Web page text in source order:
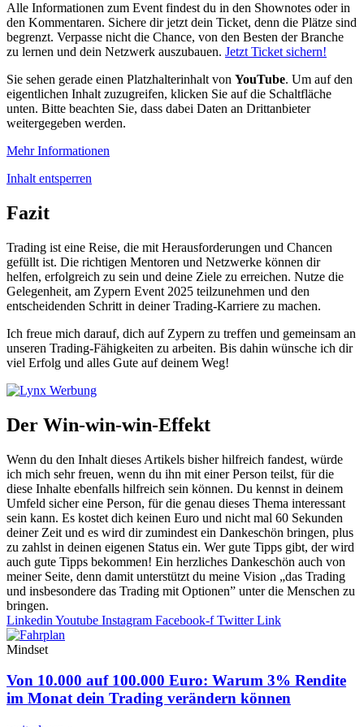
Alle Informationen zum Event findest du in den Shownotes oder in
den Kommentaren. Sichere dir jetzt dein Ticket, denn die Plätze sind
begrenzt. Verpasse nicht die Chance, von den Besten der Branche
zu lernen und dein Netzwerk auszubauen. Jetzt Ticket sichern!
Sie sehen gerade einen Platzhalterinhalt von YouTube. Um auf den
eigentlichen Inhalt zuzugreifen, klicken Sie auf die Schaltfläche
unten. Bitte beachten Sie, dass dabei Daten an Drittanbieter
weitergegeben werden.
Mehr Informationen
Inhalt entsperren
Fazit
Trading ist eine Reise, die mit Herausforderungen und Chancen
gefüllt ist. Die richtigen Mentoren und Netzwerke können dir
helfen, erfolgreich zu sein und deine Ziele zu erreichen. Nutze die
Gelegenheit, am Zypern Event 2025 teilzunehmen und den
entscheidenden Schritt in deiner Trading-Karriere zu machen.
Ich freue mich darauf, dich auf Zypern zu treffen und gemeinsam an
unseren Trading-Fähigkeiten zu arbeiten. Bis dahin wünsche ich dir
viel Erfolg und alles Gute auf deinem Weg!
Der Win-win-win-Effekt
Wenn du den Inhalt dieses Artikels bisher hilfreich fandest, würde
ich mich sehr freuen, wenn du ihn mit einer Person teilst, für die
diese Inhalte ebenfalls hilfreich sein können. Du kennst in deinem
Umfeld sicher eine Person, für die genau dieses Thema interessant
sein kann. Es kostet dich keinen Euro und nicht mal 60 Sekunden
deiner Zeit und es wird dir zumindest ein Dankeschön bringen, plus
zu zahlst in deinen eigenen Status ein. Wer gute Tipps gibt, der wird
auch gute Tipps bekommen! Ein herzliches Dankeschön auch von
meiner Seite, denn damit unterstützt du meine Vision „das Trading
und insbesondere das Trading mit Optionen” unter die Menschen zu
bringen.
Linkedin Youtube Instagram Facebook-f Twitter Link
Mindset
Von 10.000 auf 100.000 Euro: Warum 3% Rendite
im Monat dein Trading verändern können